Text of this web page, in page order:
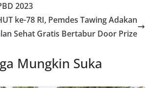
2023
ke-78 RI, Pemdes Tawing Adakan
Sehat Gratis Bertabur Door Prize
Mungkin Suka